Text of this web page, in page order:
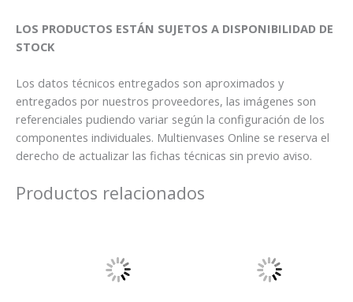
LOS PRODUCTOS ESTÁN SUJETOS A DISPONIBILIDAD DE
STOCK
Los datos técnicos entregados son aproximados y
entregados por nuestros proveedores, las imágenes son
referenciales pudiendo variar según la configuración de los
componentes individuales. Multienvases Online se reserva el
derecho de actualizar las fichas técnicas sin previo aviso.
Productos relacionados